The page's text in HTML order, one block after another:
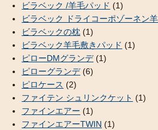
ビラベック /羊毛パッド (1)
ビラベック ドライコーポゾーネン
ビラベックの枕 (1)
ビラベック羊毛敷きパッド (1)
ピローDMグランデ(1)
ピローグランデ(6)
ピロケース (2)
ファイテン シュリンクケット (1)
ファインエアー (1)
ファインエアーTWIN (1)